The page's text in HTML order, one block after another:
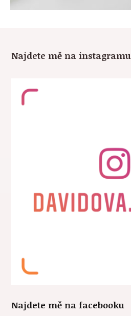
Najdete mě na instagramu
Najdete mě na facebooku